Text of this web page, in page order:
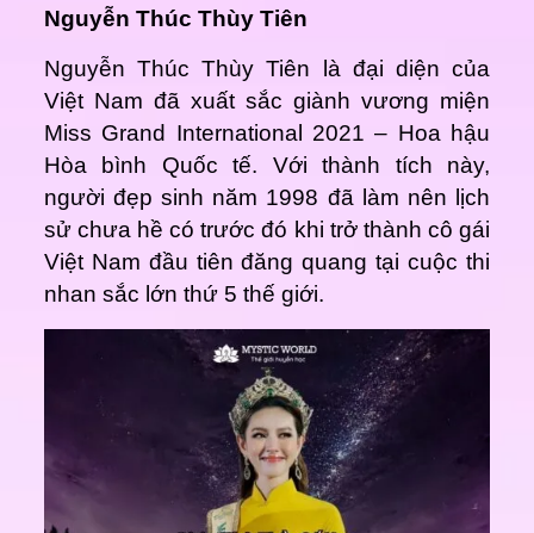
Nguyễn Thúc Thùy Tiên
Nguyễn Thúc Thùy Tiên là đại diện của
Việt Nam đã xuất sắc giành vương miện
Miss Grand International 2021 – Hoa hậu
Hòa bình Quốc tế. Với thành tích này,
người đẹp sinh năm 1998 đã làm nên lịch
sử chưa hề có trước đó khi trở thành cô gái
Việt Nam đầu tiên đăng quang tại cuộc thi
nhan sắc lớn thứ 5 thế giới.